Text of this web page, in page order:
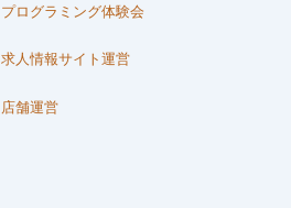
プログラミング体験会
求人情報サイト運営
店舗運営